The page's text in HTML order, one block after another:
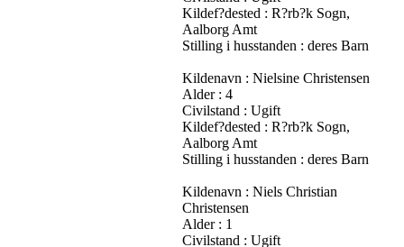
Kildef?dested : R?rb?k Sogn,
Aalborg Amt
Stilling i husstanden : deres Barn
Kildenavn : Nielsine Christensen
Alder : 4
Civilstand : Ugift
Kildef?dested : R?rb?k Sogn,
Aalborg Amt
Stilling i husstanden : deres Barn
Kildenavn : Niels Christian
Christensen
Alder : 1
Civilstand : Ugift